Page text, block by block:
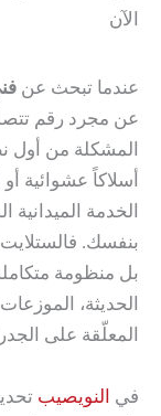
الآن
عندما تبحث عن
عن مجرد رقم
المشكلة من أول
أسلاكاً عشوائية
الخدمة الميدانية
بنفسك. فالستلايت
بل منظومة
الحديثة،
المعلّقة على
في النويصيب